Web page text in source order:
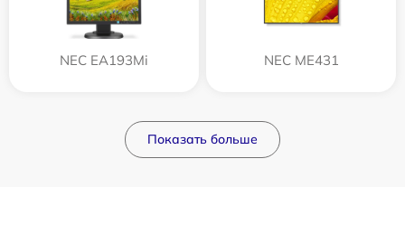
NEC EA193Mi NEC ME431
Показать больше